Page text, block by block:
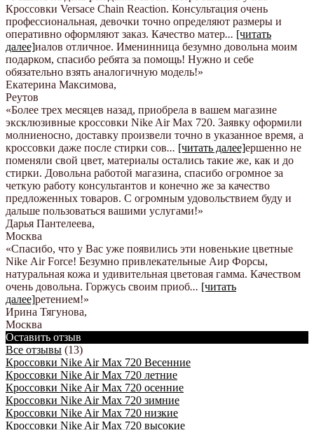
Кроссовки Versace Chain Reaction. Консультация очень
профессиональная, девочки точно определяют размеры и
оперативно оформляют заказ. Качество матер... [читать
далее]иалов отличное. Именинница безумно довольна моим
подарком, спасибо ребята за помощь! Нужно и себе
обязательно взять аналогичную модель!»
Екатерина Максимова,
Реутов
«Более трех месяцев назад, приобрела в вашем магазине
эксклюзивные кроссовки Nike Air Max 720. Заявку оформили
молниеносно, доставку произвели точно в указанное время, а
кроссовки даже после стирки сов... [читать далее]ершенно не
поменяли свой цвет, материалы остались такие же, как и до
стирки. Довольна работой магазина, спасибо огромное за
четкую работу консультантов и конечно же за качество
предложенных товаров. С огромным удовольствием буду и
дальше пользоваться вашими услугами!»
Дарья Пантелеева,
Москва
«Спасибо, что у Вас уже появились эти новенькие цветные
Nike Аir Force! Безумно привлекательные Аир Форсы,
натуральная кожа и удивительная цветовая гамма. Качеством
очень довольна. Горжусь своим приоб... [читать
далее]ретением!»
Ирина Тягунова,
Москва
Оставить отзыв
Все отзывы (13)
Кроссовки Nike Air Max 720 Весенние
Кроссовки Nike Air Max 720 летние
Кроссовки Nike Air Max 720 осенние
Кроссовки Nike Air Max 720 зимние
Кроссовки Nike Air Max 720 низкие
Кроссовки Nike Air Max 720 высокие